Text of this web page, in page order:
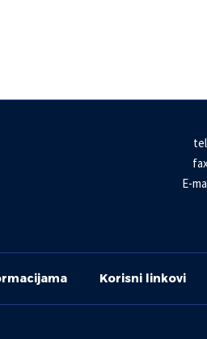
E-
Korisni linkovi